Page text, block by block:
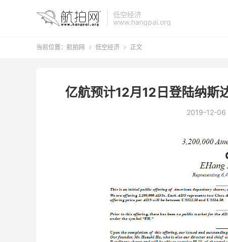
低空经济
www.hangpai.org
当前位置： 航拍网  低空经济  正文
亿航预计12月12日登陆纳斯
2019-12-06